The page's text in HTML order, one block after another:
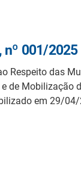
nº 001/2025
Respeito das
de Mobilização
em 29/